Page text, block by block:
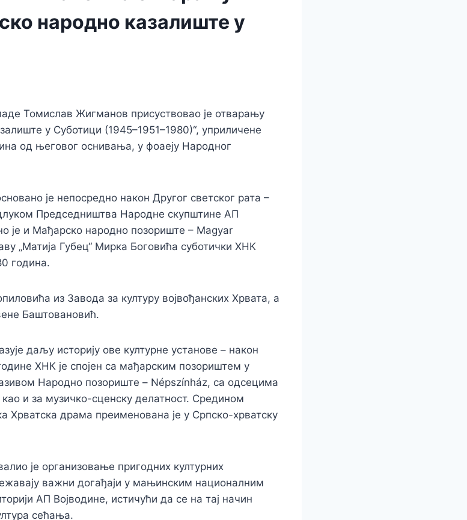
народно казалиште у
Томислав Жигманов присуствовао је отварању
у Суботици (1945–1951–1980)“, уприличене
од његовог оснивања, у фоаеју Народног
је непосредно након Другог светског рата –
Председништва Народне скупштине АП
је и Мађарско народно позориште – Мagyar
„Матија Губец“ Мирка Боговића суботички ХНК
година.
из Завода за културу војвођанских Хрвата, а
Баштовановић.
даљу историју ове културне установе – након
ХНК је спојен са мађарским позориштем у
Народно позориште – Népszínház, са одсецима
и за музичко-сценску делатност. Средином
Хрватска драма преименована је у Српско-хрватску
је организовање пригодних културних
важни догађаји у мањинским националним
АП Војводине, истичући да се на тај начин
сећања.